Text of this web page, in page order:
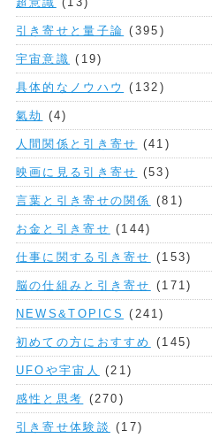
引き寄せと量子論 (395)
宇宙意識 (19)
具体的なノウハウ (132)
氣劫 (4)
人間関係と引き寄せ (41)
映画に見る引き寄せ (53)
言葉と引き寄せの関係 (81)
お金と引き寄せ (144)
仕事に関する引き寄せ (153)
脳の仕組みと引き寄せ (171)
NEWS&TOPICS (241)
初めての方におすすめ (145)
UFOや宇宙人 (21)
感性と思考 (270)
引き寄せ体験談 (17)